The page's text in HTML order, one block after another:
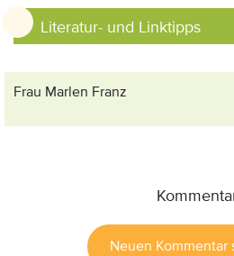
Literatur- und Linktipps
Frau Marlen Franz
Neuen Kommentar